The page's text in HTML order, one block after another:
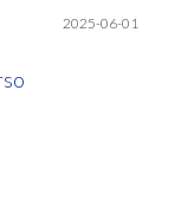
2025-06-01